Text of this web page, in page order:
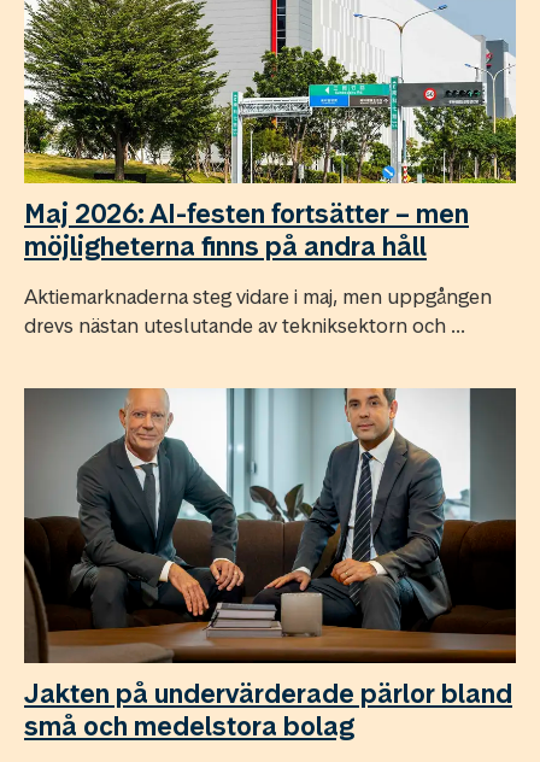
Maj 2026: AI-festen fortsätter – men
möjligheterna finns på andra håll
Aktiemarknaderna steg vidare i maj, men uppgången
drevs nästan uteslutande av tekniksektorn och ...
Jakten på undervärderade pärlor bland
små och medelstora bolag